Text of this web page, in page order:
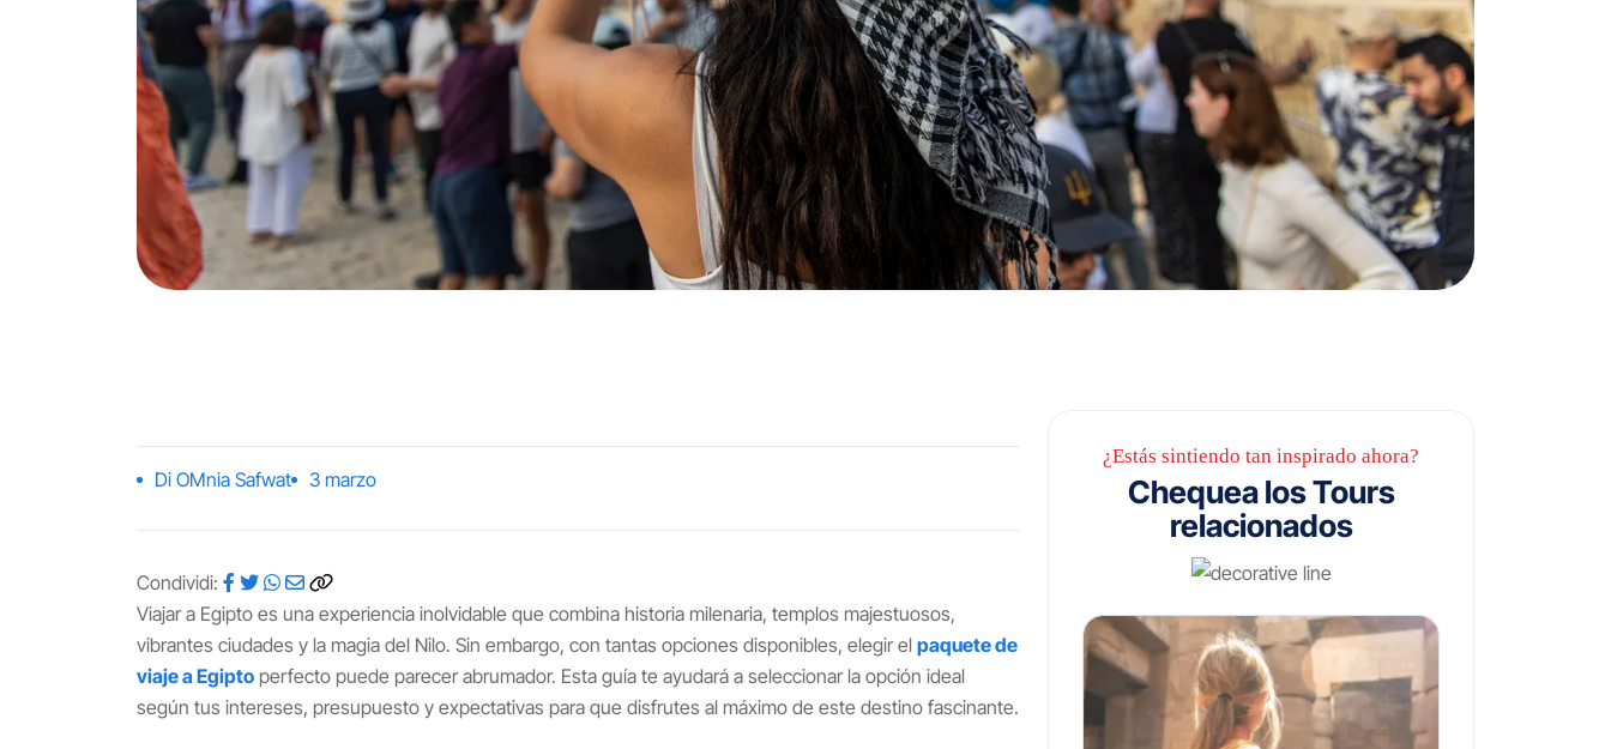
Di OMnia Safwat 3 marzo
Condividi:
Viajar a Egipto es una experiencia inolvidable que combina historia milenaria, templos majestuosos,
vibrantes ciudades y la magia del Nilo. Sin embargo, con tantas opciones disponibles, elegir el paquete de
viaje a Egipto perfecto puede parecer abrumador. Esta guía te ayudará a seleccionar la opción ideal
según tus intereses, presupuesto y expectativas para que disfrutes al máximo de este destino fascinante.
¿Estás sintiendo tan inspirado ahora?
Chequea los Tours
relacionados